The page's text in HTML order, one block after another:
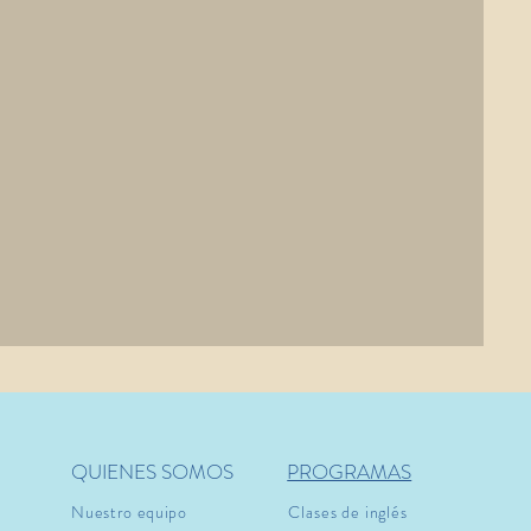
Clases de inglés
Nuestro equipo
QUIENES SOMOS PROGRAMAS